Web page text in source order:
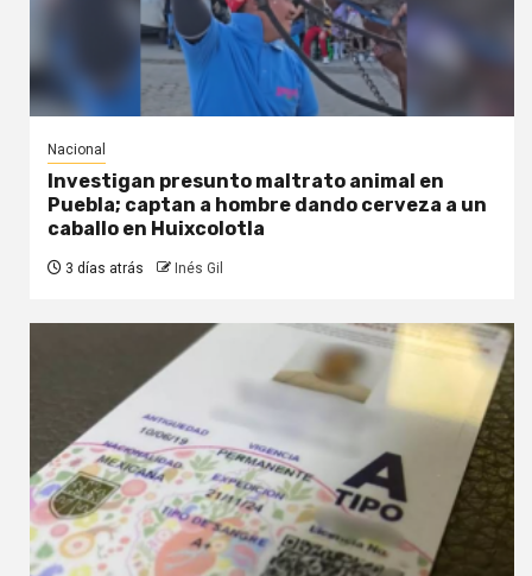
Nacional
Investigan presunto maltrato animal en
Puebla; captan a hombre dando cerveza a un
caballo en Huixcolotla
3 días atrás Inés Gil